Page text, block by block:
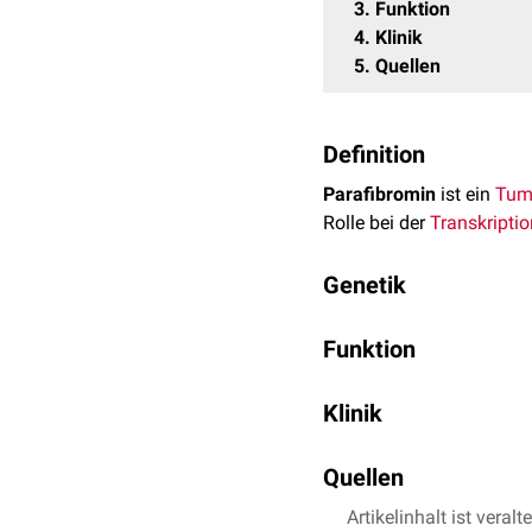
3 Funktion
4 Klinik
5 Quellen
Definition
Parafibromin ist ein
Rolle bei der
Genetik
Funktion
mit verschiedenen
Klinik
Syndrome
Quellen
uniprot.org - CDC73
Artikelinhalt ist